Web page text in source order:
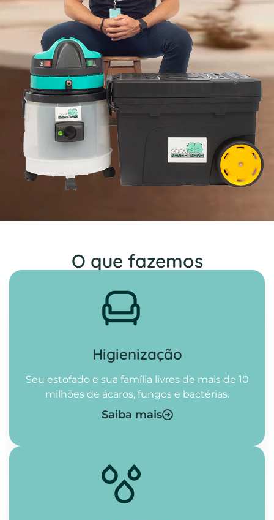
O que fazemos
Higienização​
Seu estofado e sua família livres de mais de 10
milhões de ácaros, fungos e bactérias.
Saiba mais